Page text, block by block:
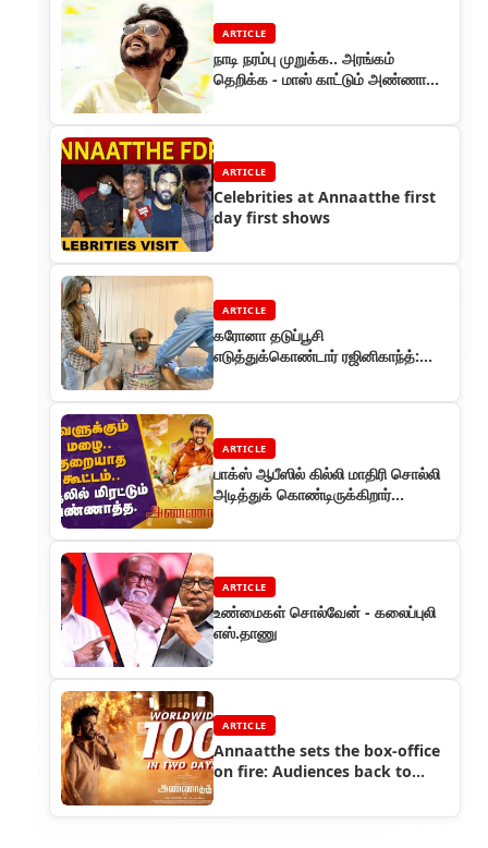
ARTICLE
நாடி நரம்பு முறுக்க.. அரங்கம்
தெறிக்க - மாஸ் காட்டும் அண்ணாத்த
ARTICLE
Celebrities at Annaatthe first
day first shows
ARTICLE
கரோனா தடுப்பூசி
எடுத்துக்கொண்டார் ரஜினிகாந்த்:
ARTICLE
பாக்ஸ் ஆபீஸில் கில்லி மாதிரி சொல்லி
அடித்துக் கொண்டிருக்கிறார்
ARTICLE
உண்மைகள் சொல்வேன் - கலைப்புலி
எஸ்.தாணு
ARTICLE
Annaatthe sets the box-office
on fire: Audiences back to